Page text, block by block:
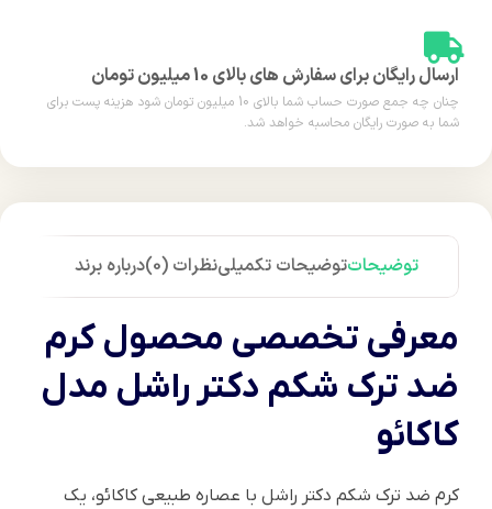
ارسال رایگان برای سفارش های بالای 10 میلیون تومان
چنان چه جمع صورت حساب شما بالای 10 میلیون تومان شود هزینه پست برای
شما به صورت رایگان محاسبه خواهد شد.
توضیحاتتوضیحات تکمیلینظرات (0) درباره برند
معرفی تخصصی محصول کرم
ضد ترک شکم دکتر راشل مدل
کاکائو
کرم ضد ترک شکم دکتر راشل با عصاره طبیعی کاکائو، یک